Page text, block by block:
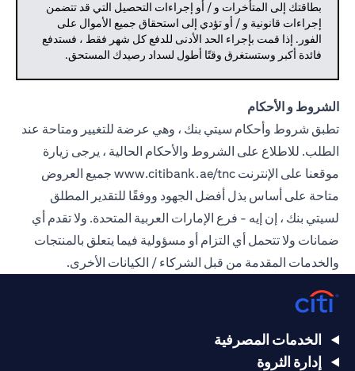
بطاقتك إلى المتأخرات و / أو إجراءات التحصيل التي قد تتضمن
إجراءات قانونية و / أو تؤدي إلى استحقاق جميع الأموال على
الفور. إذا قمت بإجراء الحد الأدنى للدفع كل شهر فقط ، فستدفع
فائدة أكبر وستستغرق وقتًا أطول لسداد رصيدك المستحق.
الشروط و الأحكام
تطبق شروط وأحكام سيتي بنك ، وهي عرضة للتغيير ومتاحة عند
الطلب. للاطلاع على الشروط والأحكام الحالية ، يرجى زيارة
موقعنا على الإنترنت www.citibank.ae/tnc جميع العروض
متاحة على أساس بذل أفضل الجهود ووفقًا للتقدير المطلق
لسيتي بنك ، إن إيه - فرع الإمارات العربية المتحدة. ولا تقدم أي
ضمانات ولا تتحمل أي التزام أو مسؤولية فيما يتعلق بالمنتجات
والخدمات المقدمة من قبل الشركاء / الكيانات الأخرى.
الخدمات المصرفية
إدارة الثروة